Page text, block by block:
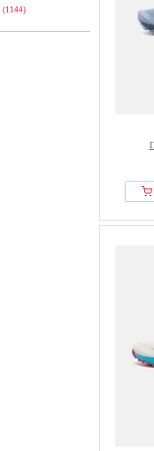
(1144)